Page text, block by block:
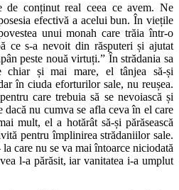
de conținut real ceea ce avem. Ne
efectivă a acelui bun. În viețile
unui monah care trăia într-o
ce s-a nevoit din răsputeri și ajutat
peste nouă virtuți.” În strădania sa
chiar și mai mare, el tânjea să-și
în ciuda eforturilor sale, nu reușea.
care trebuia să se nevoiască și
nu cumva se afla ceva în el care
mult, el a hotărât să-și părăsească
pentru împlinirea strădaniilor sale.
care nu se va mai întoarce niciodată
l-a părăsit, iar vanitatea i-a umplut